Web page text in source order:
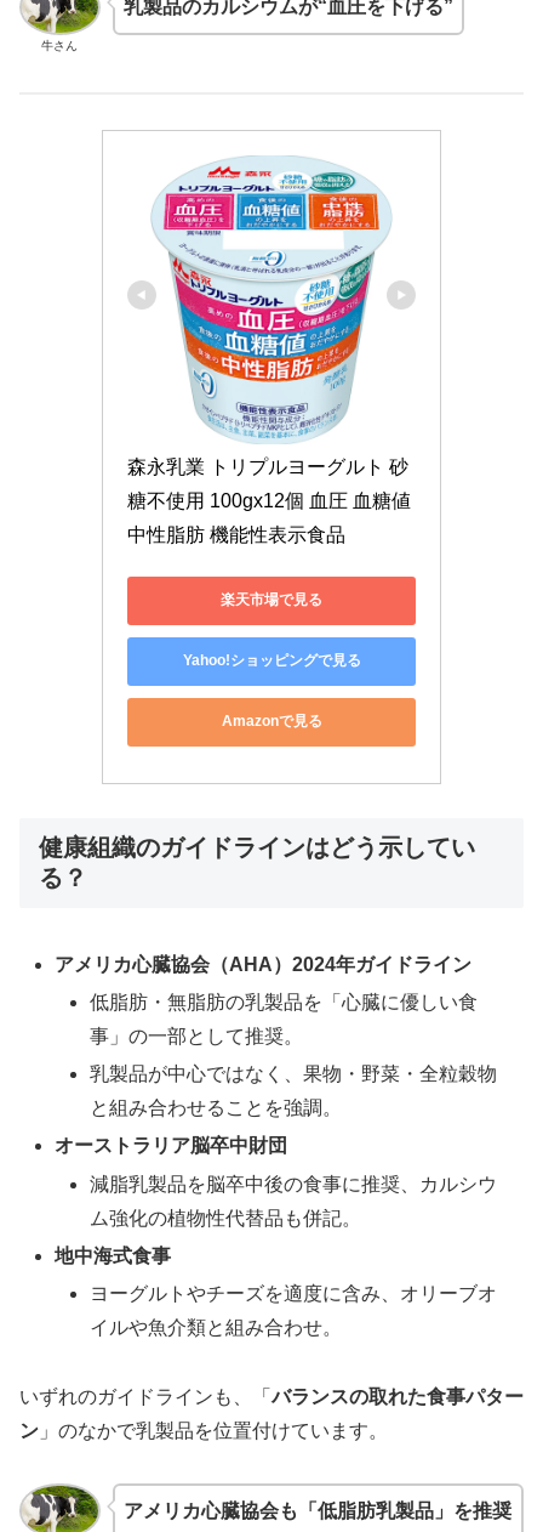
牛さん
乳製品のカルシウムが“血圧を下げる”
森永乳業 トリプルヨーグルト 砂
糖不使用 100gx12個 血圧 血糖値
中性脂肪 機能性表示食品
楽天市場で見る
Yahoo!ショッピングで見る
Amazonで見る
健康組織のガイドラインはどう示してい
る？
アメリカ心臓協会（AHA）2024年ガイドライン
低脂肪・無脂肪の乳製品を「心臓に優しい食
事」の一部として推奨。
乳製品が中心ではなく、果物・野菜・全粒穀物
と組み合わせることを強調。
オーストラリア脳卒中財団
減脂乳製品を脳卒中後の食事に推奨、カルシウ
ム強化の植物性代替品も併記。
地中海式食事
ヨーグルトやチーズを適度に含み、オリーブオ
イルや魚介類と組み合わせ。
いずれのガイドラインも、「バランスの取れた食事パター
ン 」のなかで乳製品を位置付けています。
アメリカ心臓協会も「低脂肪乳製品」を推奨